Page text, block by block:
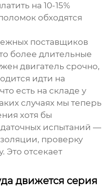
на 10-15%
обходятся
поставщиков
более длительные
двигатель срочно,
идти на
есть на складе у
случаях мы теперь
хотя бы
испытаний —
проверку
Это отсекает
движется серия